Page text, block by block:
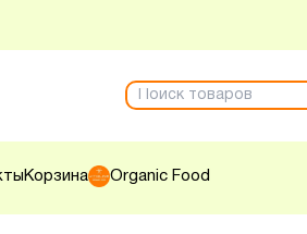
Корзина Organic Food